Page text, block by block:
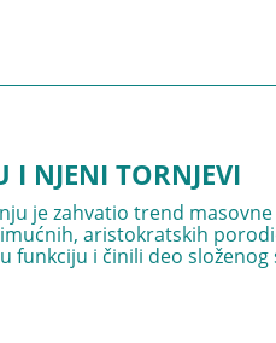
I NJENI TORNJEVI
je zahvatio trend
aristokratskih
i činili deo složenog